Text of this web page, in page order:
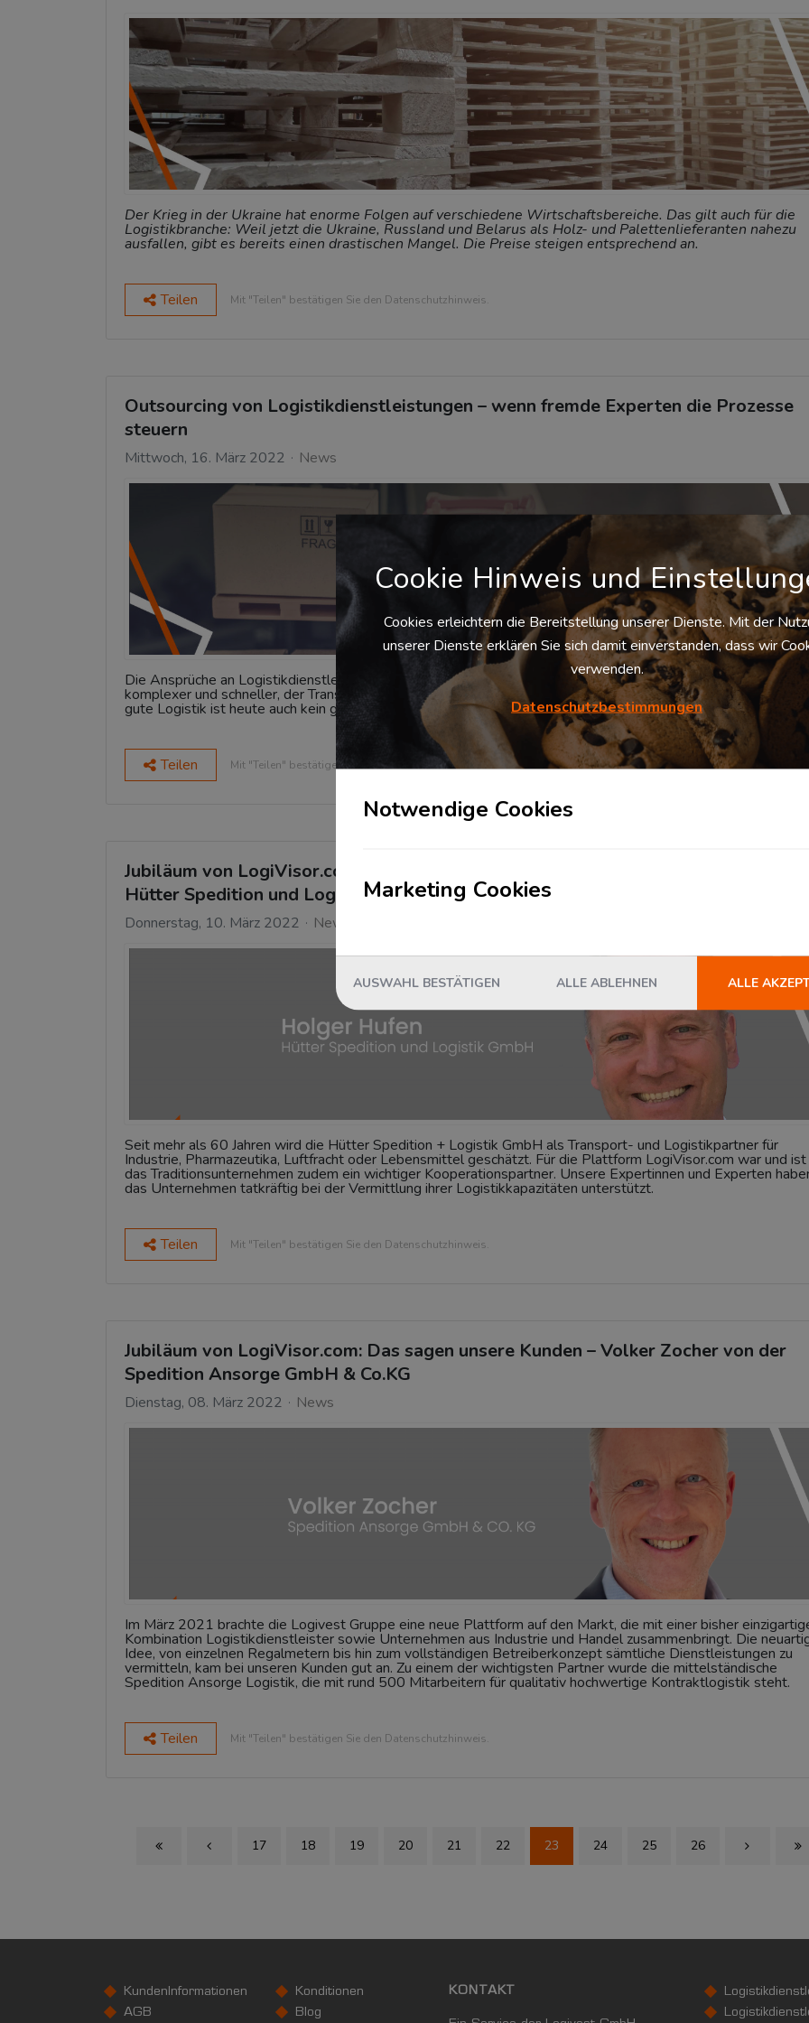
Der Krieg in der Ukraine hat enorme Folgen auf verschiedene Wirtschaftsbereiche. Das gilt auch für die
Logistikbranche: Weil jetzt die Ukraine, Russland und Belarus als Holz- und Palettenlieferanten nahezu
ausfallen, gibt es bereits einen drastischen Mangel. Die Preise steigen entsprechend an.
Teilen Mit "Teilen" bestätigen Sie den Datenschutzhinweis.
Outsourcing von Logistikdienstleistungen – wenn fremde Experten die Prozesse
steuern
Mittwoch, 16. März 2022 News
Die Ansprüche an Logistikdienstleistungen wachsen ständig. Produktionsprozesse in der Industrie werden
komplexer und schneller, der Transport von Werkstoffen und Ersatzteilen muss hier Schritt halten. Ohne eine
gute Logistik ist heute auch kein guter Großhandel mehr denkbar.
Teilen Mit "Teilen" bestätigen Sie den Datenschutzhinweis.
Jubiläum von LogiVisor.com: Das sagen unsere Kunden – Holger Hufen von der
Hütter Spedition und Logistik GmbH
Donnerstag, 10. März 2022 News
Seit mehr als 60 Jahren wird die Hütter Spedition + Logistik GmbH als Transport- und Logistikpartner für
Industrie, Pharmazeutika, Luftfracht oder Lebensmittel geschätzt. Für die Plattform LogiVisor.com war und ist
das Traditionsunternehmen zudem ein wichtiger Kooperationspartner. Unsere Expertinnen und Experten
das Unternehmen tatkräftig bei der Vermittlung ihrer Logistikkapazitäten unterstützt.
Teilen Mit "Teilen" bestätigen Sie den Datenschutzhinweis.
Jubiläum von LogiVisor.com: Das sagen unsere Kunden – Volker Zocher von der
Spedition Ansorge GmbH & Co.KG
Dienstag, 08. März 2022 News
Im März 2021 brachte die Logivest Gruppe eine neue Plattform auf den Markt, die mit einer bisher
Kombination Logistikdienstleister sowie Unternehmen aus Industrie und Handel zusammenbringt. Die
Idee, von einzelnen Regalmetern bis hin zum vollständigen Betreiberkonzept sämtliche Dienstleistungen zu
vermitteln, kam bei unseren Kunden gut an. Zu einem der wichtigsten Partner wurde die mittelständische
Spedition Ansorge Logistik, die mit rund 500 Mitarbeitern für qualitativ hochwertige Kontraktlogistik steht.
Teilen Mit "Teilen" bestätigen Sie den Datenschutzhinweis.
First Page Previous Page
17 18 19 20 21 22 23 24 25 26 Next Page
KundenInformationen
AGB
Konditionen
Blog
KONTAKT
Cookie Hinweis und
Cookies erleichtern die Bereitstellung unserer Dienste. Mit der
unserer Dienste erklären Sie sich damit einverstanden, dass wir
verwenden.
Datenschutzbestimmungen
Notwendige Cookies
Marketing Cookies
AUSWAHL BESTÄTIGEN ALLE ABLEHNEN ALLE